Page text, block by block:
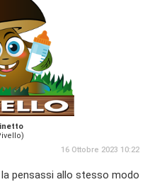
16 Ottobre 2023 10:22
pensassi allo stesso modo